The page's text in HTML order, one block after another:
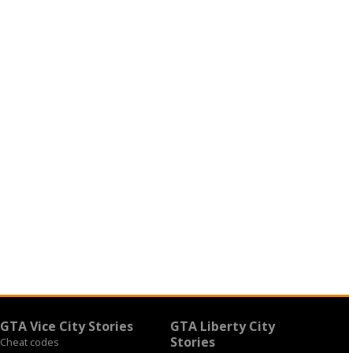
GTA Vice City Stories
Cheat codes
GTA Liberty City
Stories